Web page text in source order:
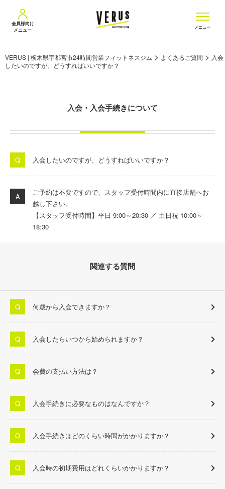
VERUS ヴェルス
会員様向け
メニュー
メニュー
VERUS | 栃木県宇都宮市24時間営業フィットネスジム > よくあるご質問 > 入会
したいのですが、どうすればいいですか？
入会・入会手続きについて
入会したいのですが、どうすればいいですか？
ご予約は不要ですので、スタッフ受付時間内に直接店舗へお
越し下さい。
【スタッフ受付時間】平日 9:00～20:30 ／ 土日祝 10:00～
18:30
関連する質問
何歳から入会できますか？
入会したらいつから始められますか？
会費の支払い方法は？
入会手続きに必要なものはなんですか？
入会手続きはどのくらい時間がかかりますか？
入会時の初期費用はどれくらいかかりますか？